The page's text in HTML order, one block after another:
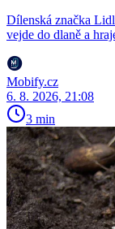
Dílenská značka
vejde do dlaně a
Mobify.cz
6. 8. 2026, 21:08
3 min